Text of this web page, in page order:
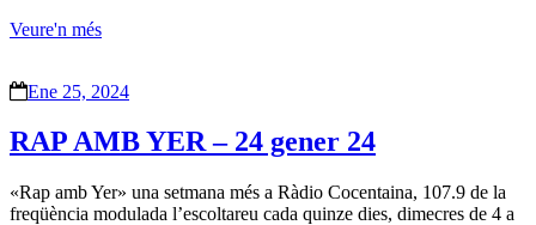
Veure'n més
Ene 25, 2024
RAP AMB YER – 24 gener 24
«Rap amb Yer» una setmana més a Ràdio Cocentaina, 107.9 de la
freqüència modulada l’escoltareu cada quinze dies, dimecres de 4 a